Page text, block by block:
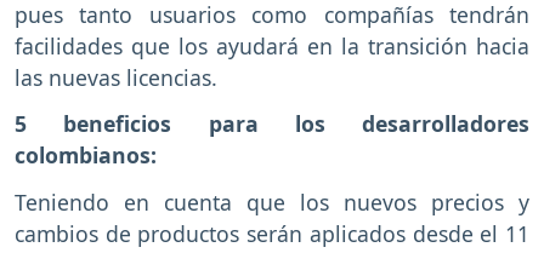
pues tanto usuarios como compañías tendrán
facilidades que los ayudará en la transición hacia
las nuevas licencias.
5 beneficios para los desarrolladores
colombianos:
Teniendo en cuenta que los nuevos precios y
cambios de productos serán aplicados desde el 11